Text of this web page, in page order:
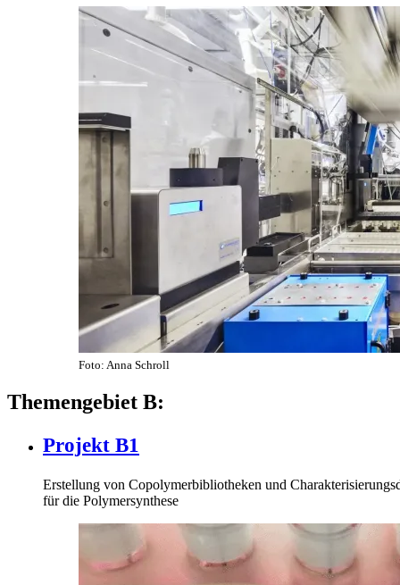
Foto: Anna Schroll
Themengebiet B:
Projekt B1
Erstellung von Copolymerbibliotheken und
für die Polymersynthese